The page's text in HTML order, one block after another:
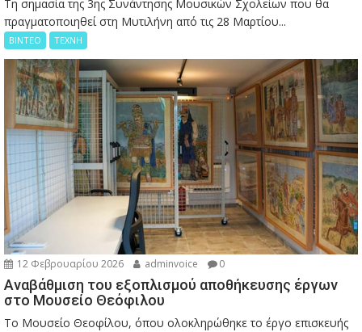
Τη σημασία της 3ης Συνάντησης Μουσικών Σχολείων που θα
πραγματοποιηθεί στη Μυτιλήνη από τις 28 Μαρτίου...
ΒΙΝΤΕΟ ΤΕΧΝΗ
12 Φεβρουαρίου 2026 adminvoice 0
Αναβάθμιση του εξοπλισμού αποθήκευσης έργων
στο Μουσείο Θεόφιλου
Το Μουσείο Θεοφίλου, όπου ολοκληρώθηκε το έργο επισκευής